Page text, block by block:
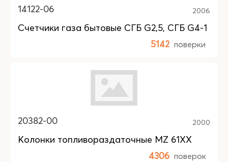
14122-06 2006
Счетчики газа бытовые СГБ G2,5, СГБ G4-1
5142 поверки
20382-00 2000
Колонки топливораздаточные MZ 61XX
4306 поверок